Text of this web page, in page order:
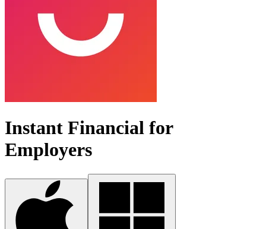
Instant Financial for
Employers